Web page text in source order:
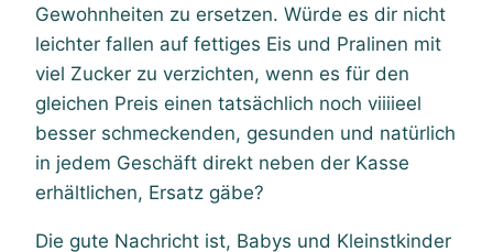
Gewohnheiten zu ersetzen. Würde es dir nicht
leichter fallen auf fettiges Eis und Pralinen mit
viel Zucker zu verzichten, wenn es für den
gleichen Preis einen tatsächlich noch viiiieel
besser schmeckenden, gesunden und natürlich
in jedem Geschäft direkt neben der Kasse
erhältlichen, Ersatz gäbe?
Die gute Nachricht ist, Babys und Kleinstkinder